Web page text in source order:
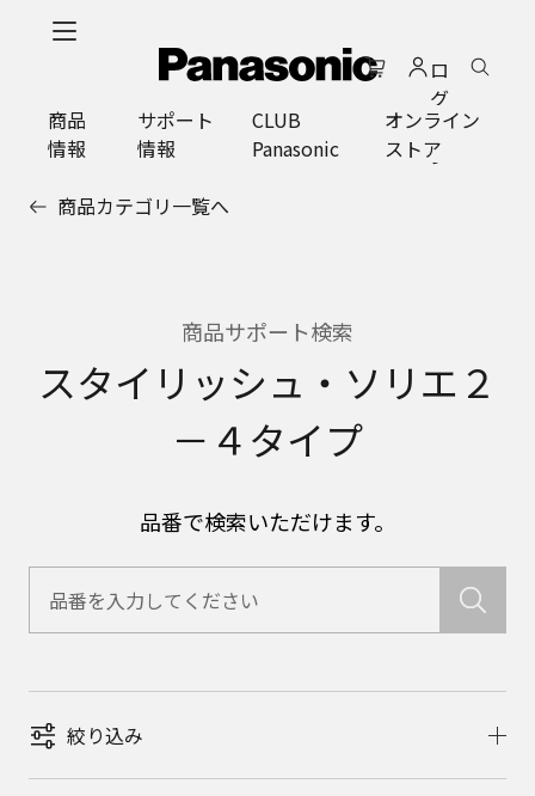
ロ
グ
イ
ン
商品
情報
サポート
情報
CLUB
Panasonic
オンライン
ストア
商品カテゴリ一覧へ
商品サポート検索
スタイリッシュ・ソリエ２
－４タイプ
品番で検索いただけます。
絞り込み